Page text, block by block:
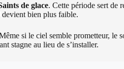
de glace. Cette période sert de
bien plus faible.
si le ciel semble prometteur, le
stagne au lieu de s’installer.